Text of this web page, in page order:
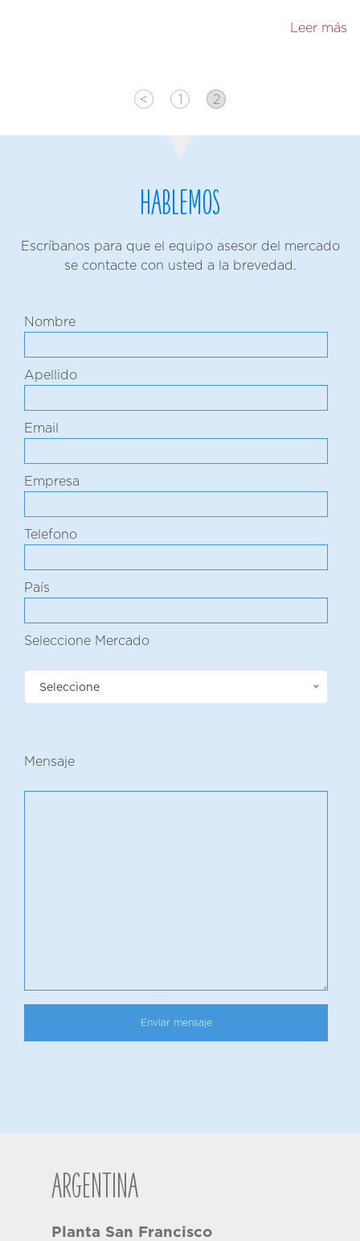
Leer más
< 1 2
Hablemos
Escríbanos para que el equipo asesor del mercado
se contacte con usted a la brevedad.
Nombre
Apellido
Email
Empresa
Telefono
País
Seleccione Mercado
Seleccione
Mensaje
Argentina
Planta San Francisco